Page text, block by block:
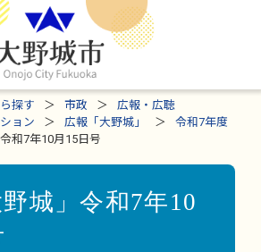
探す 市政
広報・広聴
ョン
広報「大野城」
令和7年度
和7年10月15日号
城」令和7年10